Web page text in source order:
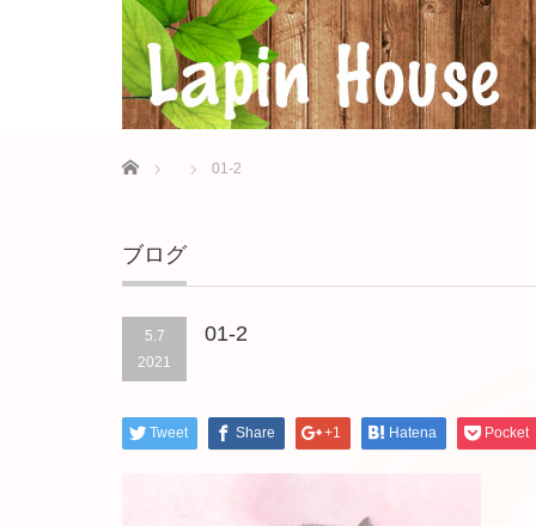
Home 01-2
ブログ
5.7
2021
01-2
Tweet Share +1 Hatena Pocket